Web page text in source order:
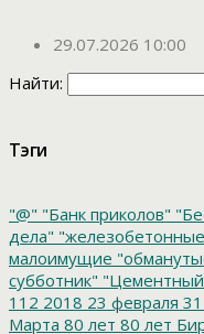
29.07.2026 10:00
Найти:
Тэги
"@" "Банк приколов"
дела"
малоимущие
субботник" "Цементный
112 2018 23 февраля
Марта 80 лет 80 лет